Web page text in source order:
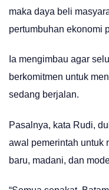
maka daya beli
pertumbuhan ekonomi
Ia mengimbau agar
berkomitmen untuk
sedang berjalan.
Pasalnya, kata Rudi,
awal pemerintah untuk
baru, madani, dan